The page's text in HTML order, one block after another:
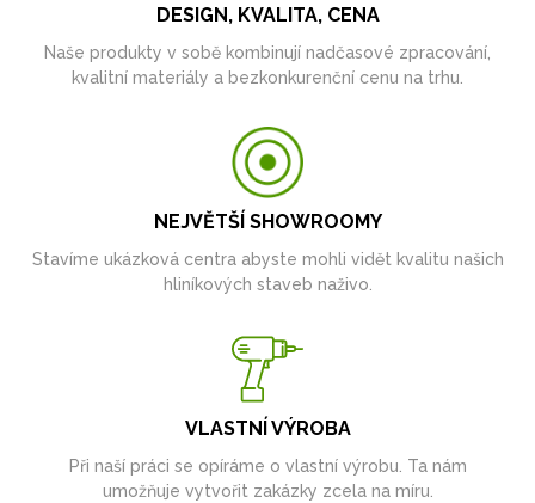
DESIGN, KVALITA, CENA
Naše produkty v sobě kombinují nadčasové zpracování,
kvalitní materiály a bezkonkurenční cenu na trhu.
NEJVĚTŠÍ SHOWROOMY
Stavíme ukázková centra abyste mohli vidět kvalitu našich
hliníkových staveb naživo.
VLASTNÍ VÝROBA
Při naší práci se opíráme o vlastní výrobu. Ta nám
umožňuje vytvořit zakázky zcela na míru.